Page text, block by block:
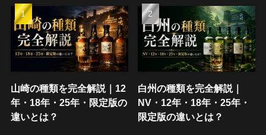
山崎の種類を完全解説｜12
年・18年・25年・限定版の
違いとは？
白州の種類を完全解説｜
NV・12年・18年・25年・
限定版の違いとは？